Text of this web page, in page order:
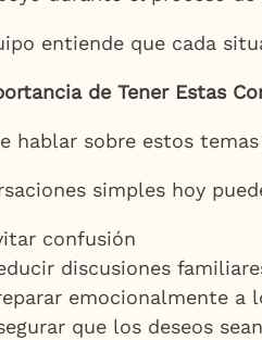
entiende que cada
de Tener Estas
hablar sobre estos
simples hoy
confusión
discusiones
emocionalmente a
que los deseos